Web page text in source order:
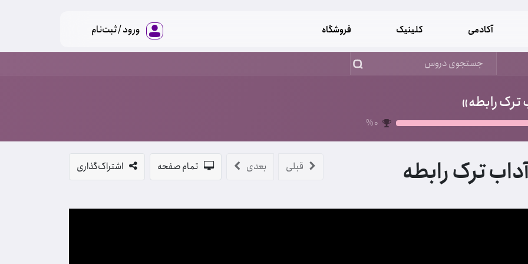
آکادمی کلینیک فروشگاه ورود / ثبت‌نام
ترک رابطه»
0
%
ترک رابطه قبلی بعدی تمام صفحه اشتراک‌گذاری